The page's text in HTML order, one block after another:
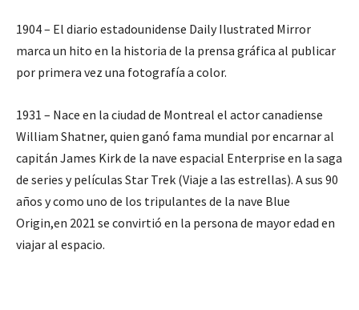
1904 – El diario estadounidense Daily Ilustrated Mirror
marca un hito en la historia de la prensa gráfica al publicar
por primera vez una fotografía a color.
1931 – Nace en la ciudad de Montreal el actor canadiense
William Shatner, quien ganó fama mundial por encarnar al
capitán James Kirk de la nave espacial Enterprise en la saga
de series y películas Star Trek (Viaje a las estrellas). A sus 90
años y como uno de los tripulantes de la nave Blue
Origin,en 2021 se convirtió en la persona de mayor edad en
viajar al espacio.